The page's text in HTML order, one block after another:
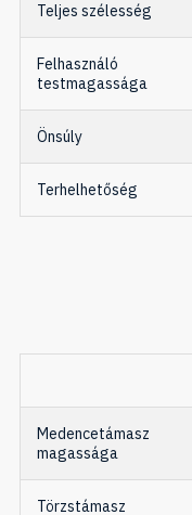
Teljes szélesség
Felhasználó
testmagassága
Önsúly
Terhelhetőség
Medencetámasz
magassága
Törzstámasz